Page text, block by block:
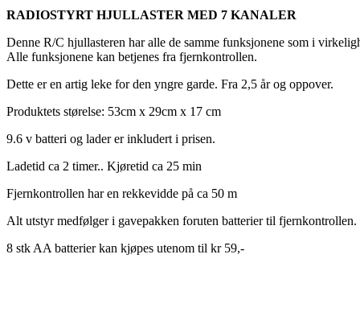
RADIOSTYRT HJULLASTER MED 7 KANALER
Denne R/C hjullasteren har alle de samme funksjonene som i
Alle funksjonene kan betjenes fra fjernkontrollen.
Dette er en artig leke for den yngre garde. Fra 2,5 år og oppover.
Produktets størelse: 53cm x 29cm x 17 cm
9.6 v batteri og lader er inkludert i prisen.
Ladetid ca 2 timer.. Kjøretid ca 25 min
Fjernkontrollen har en rekkevidde på ca 50 m
Alt utstyr medfølger i gavepakken foruten batterier til fjernkontrollen.
8 stk AA batterier kan kjøpes utenom til kr 59,-